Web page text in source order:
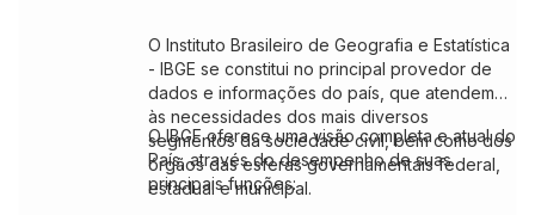
O Instituto Brasileiro de Geografia e Estatística
- IBGE se constitui no principal provedor de
dados e informações do país, que atendem
às necessidades dos mais diversos
segmentos da sociedade civil, bem como dos
órgãos das esferas governamentais federal,
estadual e municipal.
O IBGE oferece uma visão completa e atual do
País, através do desempenho de suas
principais funções: